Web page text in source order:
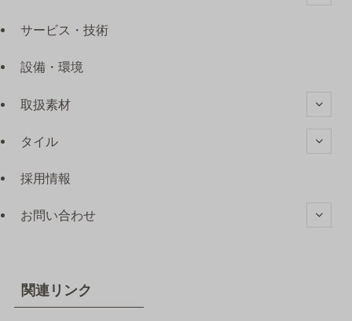
サービス・技術
設備・環境
取扱素材
タイル
採用情報
お問い合わせ
関連リンク